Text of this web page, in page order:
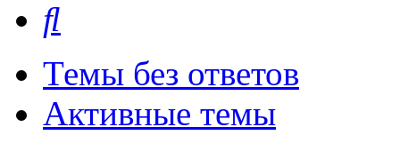
Темы без ответов
Активные темы